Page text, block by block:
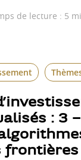
de lecture : 5
: 3
frontières